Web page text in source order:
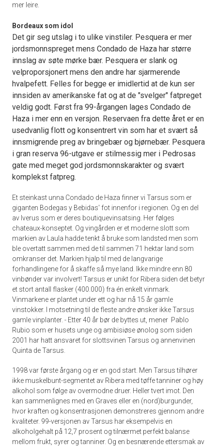
mer leire.
Bordeaux som idol
Det gir seg utslag i to ulike vinstiler. Pesquera er mer
jordsmonnspreget mens Condado de Haza har større
innslag av søte mørke bær. Pesquera er slank og
velproporsjonert mens den andre har sjarmerende
hvalpefett. Felles for begge er imidlertid at de kun ser
innsiden av amerikanske fat og at de "svelger" fatpreget
veldig godt. Først fra 99-årgangen lages Condado de
Haza i mer enn en versjon. Reservaen fra dette året er en
usedvanlig flott og konsentrert vin som har et svært så
innsmigrende preg av bringebær og bjørnebær. Pesquera
i gran reserva 96-utgave er stilmessig mer i Pedrosas
gate med meget god jordsmonnskarakter og svært
komplekst fatpreg.
Et steinkast unna Condado de Haza finner vi Tarsus som er
giganten Bodegas y Bebidas' fot innenfor i regionen. Og en del
av Iverus som er deres boutiquevinsatsing. Her følges
chateaux-konseptet. Og vingården er et moderne slott som
markien av Laula hadde tenkt å bruke som landsted men som
ble overtatt sammen med de til sammen 71 hektar land som
omkranser det. Markien hjalp til med de langvarige
forhandlingene for å skaffe så mye land. Ikke mindre enn 80
vinbønder var involvert! Tarsus er unikt for Ribera siden det betyr
et stort antall flasker (400.000) fra én enkelt vinmark.
Vinmarkene er plantet under ett og har nå 15 år gamle
vinstokker. I motsetning til de fleste andre ønsker ikke Tarsus
gamle vinplanter. - Etter 40 år bør de byttes ut, mener Pablo
Rubio som er husets unge og ambisiøse ønolog som siden
2001 har hatt ansvaret for slottsvinen Tarsus og annenvinen
Quinta de Tarsus.
1998 var første årgang og er en god start. Men Tarsus tilhører
ikke muskelbunt-segmentet av Ribera med tøffe tanniner og høy
alkohol som følge av overmodne druer. Heller tvert imot. Den
kan sammenlignes med en Graves eller en (nord)burgunder,
hvor kraften og konsentrasjonen demonstreres gjennom andre
kvaliteter. 99-versjonen av Tarsus har eksempelvis en
alkoholgehalt på 12,7 prosent og tilnærmet perfekt balanse
mellom frukt, syrer og tanniner. Og en besnærende ettersmak av